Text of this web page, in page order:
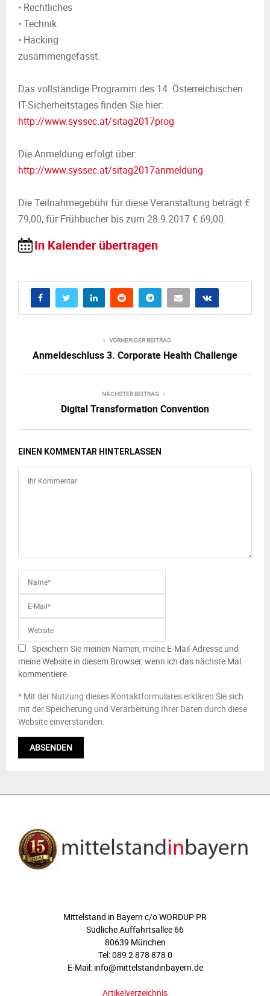
• Rechtliches
• Technik
• Hacking
zusammengefasst.
Das vollständige Programm des 14. Österreichischen
IT-Sicherheitstages finden Sie hier:
http://www.syssec.at/sitag2017prog
Die Anmeldung erfolgt über:
http://www.syssec.at/sitag2017anmeldung
Die Teilnahmegebühr für diese Veranstaltung beträgt €
79,00, für Frühbucher bis zum 28.9.2017 € 69,00.
In Kalender übertragen
VORHERIGER BEITRAG
Anmeldeschluss 3. Corporate Health Challenge
NÄCHSTER BEITRAG
Digital Transformation Convention
EINEN KOMMENTAR HINTERLASSEN
Speichern Sie meinen Namen, meine E-Mail-Adresse und
meine Website in diesem Browser, wenn ich das nächste Mal
kommentiere.
* Mit der Nutzung dieses Kontaktformulares erklären Sie sich
mit der Speicherung und Verarbeitung Ihrer Daten durch diese
Website einverstanden.
Mittelstand in Bayern c/o WORDUP PR
Südliche Auffahrtsallee 66
80639 München
Tel: 089 2 878 878 0
E-Mail: info@mittelstandinbayern.de
Artikelverzeichnis